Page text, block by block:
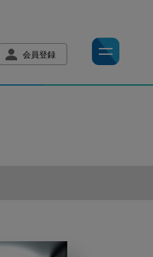
会員登録